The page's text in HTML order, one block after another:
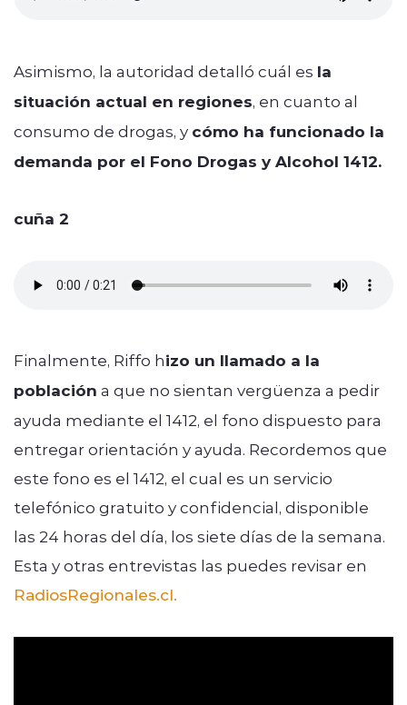
Asimismo, la autoridad detalló cuál es la
situación actual en regiones, en cuanto al
consumo de drogas, y cómo ha funcionado la
demanda por el Fono Drogas y Alcohol 1412.
cuña 2
Finalmente, Riffo hizo un llamado a la
población a que no sientan vergüenza a pedir
ayuda mediante el 1412, el fono dispuesto para
entregar orientación y ayuda. Recordemos que
este fono es el 1412, el cual es un servicio
telefónico gratuito y confidencial, disponible
las 24 horas del día, los siete días de la semana.
Esta y otras entrevistas las puedes revisar en
RadiosRegionales.cl.